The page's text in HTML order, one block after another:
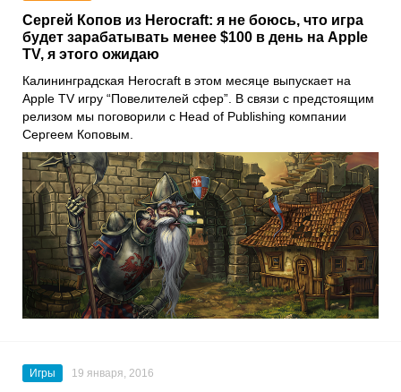
Сергей Копов из Herocraft: я не боюсь, что игра
будет зарабатывать менее $100 в день на Apple
TV, я этого ожидаю
Калининградская Herocraft в этом месяце выпускает на
Apple TV игру “Повелителей сфер”. В связи с предстоящим
релизом мы поговорили с Head of Publishing компании
Сергеем Коповым.
Игры 19 января, 2016